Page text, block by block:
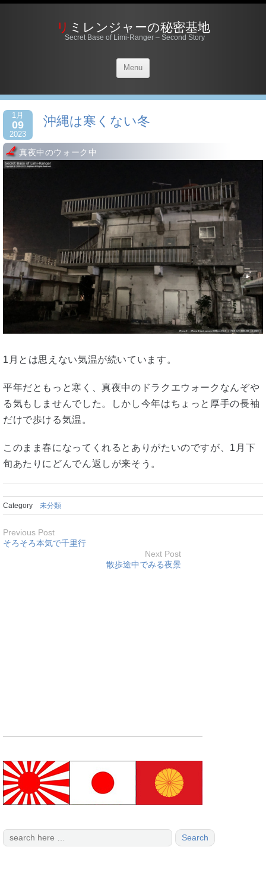
リミレンジャーの秘密基地
Secret Base of Limi-Ranger – Second Story
Menu
1月
09
2023
沖縄は寒くない冬
真夜中のウォーク中
1月とは思えない気温が続いています。
平年だともっと寒く、真夜中のドラクエウォークなんぞや
る気もしませんでした。しかし今年はちょっと厚手の長袖
だけで歩ける気温。
このまま春になってくれるとありがたいのですが、1月下
旬あたりにどんでん返しが来そう。
Category 未分類
Previous Post
そろそろ本気で千里行
Next Post
散歩途中でみる夜景